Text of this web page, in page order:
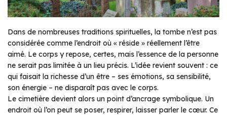
Dans de nombreuses traditions spirituelles, la tombe n’est pas
considérée comme l’endroit où « réside » réellement l’être
aimé. Le corps y repose, certes, mais l’essence de la personne
ne serait pas limitée à un lieu précis. L’idée revient souvent : ce
qui faisait la richesse d’un être – ses émotions, sa sensibilité,
son énergie – ne disparaît pas avec le corps.
Le cimetière devient alors un point d’ancrage symbolique. Un
endroit où l’on peut se poser, respirer, laisser parler le cœur. Ce